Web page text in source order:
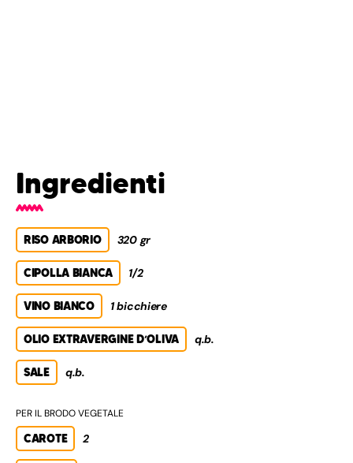
Ingredienti
RISO ARBORIO 320 gr
CIPOLLA BIANCA 1/2
VINO BIANCO 1 bicchiere
OLIO EXTRAVERGINE D’OLIVA q.b.
SALE q.b.
PER IL BRODO VEGETALE
CAROTE 2